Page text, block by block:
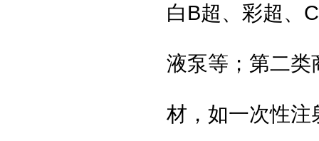
白 B超、彩超、
液泵等；第二类
材，如一次性注